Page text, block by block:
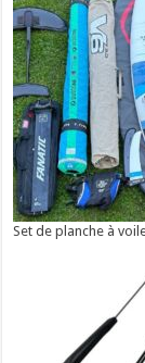
Set de planche à